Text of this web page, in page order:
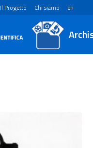
Il Progetto Chi siamo en